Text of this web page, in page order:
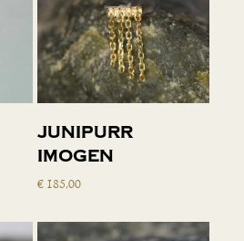
Toevoegen
aan
Junipurr
Imogen
€ 185,00